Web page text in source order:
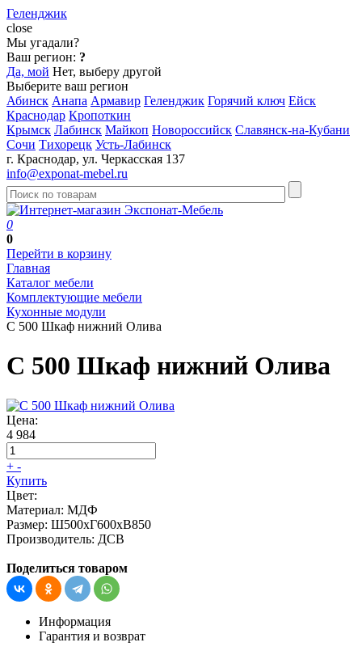
Геленджик
close
Мы угадали?
Ваш регион: ?
Да, мой Нет, выберу другой
Выберите ваш регион
Абинск Анапа Армавир Геленджик Горячий ключ Ейск
Краснодар Кропоткин
Крымск Лабинск Майкоп Новороссийск Славянск-на-Кубани
Сочи Тихорецк Усть-Лабинск
г. Краснодар, ул. Черкасская 137
info@exponat-mebel.ru
0
0
Перейти в корзину
Главная
Каталог мебели
Комплектующие мебели
Кухонные модули
С 500 Шкаф нижний Олива
С 500 Шкаф нижний Олива
Цена:
4 984
+ -
Купить
Цвет:
Материал: МДФ
Размер: Ш500хГ600хВ850
Производитель: ДСВ
Поделиться товаром
Информация
Гарантия и возврат